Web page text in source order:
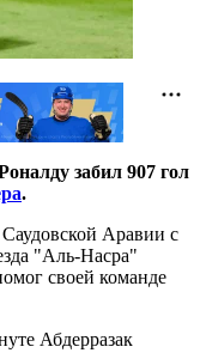
забил 907 гол
.
Аравии с
"Аль-Насра"
своей команде
Абдерразак